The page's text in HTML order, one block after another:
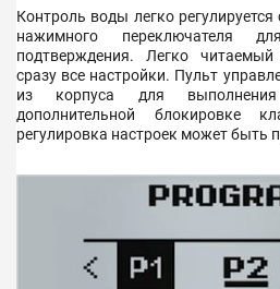
Контроль воды легко
нажимного переключателя
подтверждения. Легко
сразу все настройки. Пульт
из корпуса для выполнения
дополнительной блокировке
регулировка настроек может быть